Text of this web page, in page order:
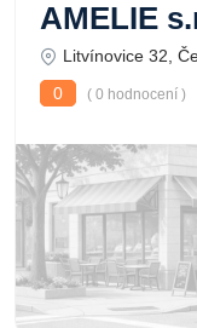
AMELIE
Litvínovice 32,
0
( 0 hodnocení )